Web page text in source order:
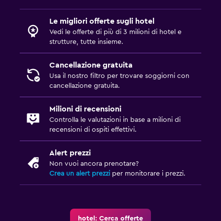
Servizio stiro
Servizio lavanderia
Ristoranti
Ristorante
Bar/Lounge
Parcheggio e trasporti
Parcheggio
Servizio navetta (a pagamento)
Le migliori offerte sugli hotel
Vedi le offerte di più di 3 milioni di hotel e
strutture, tutte insieme.
Cancellazione gratuita
Usa il nostro filtro per trovare soggiorni con
cancellazione gratuita.
Milioni di recensioni
Controlla le valutazioni in base a milioni di
recensioni di ospiti effettivi.
Alert prezzi
Non vuoi ancora prenotare?
Crea un alert prezzi per monitorare i prezzi.
hotel: Cerca offerte